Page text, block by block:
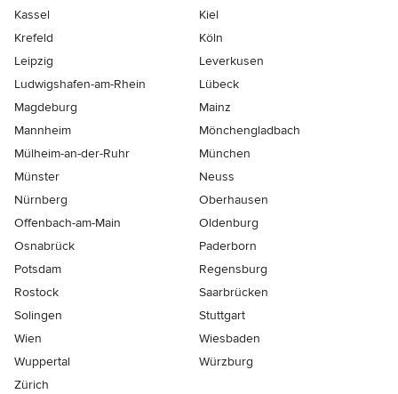
Kassel
Kiel
Krefeld
Köln
Leipzig
Leverkusen
Ludwigshafen-am-Rhein
Lübeck
Magdeburg
Mainz
Mannheim
Mönchen­gladbach
Mülheim-an-der-Ruhr
München
Münster
Neuss
Nürnberg
Oberhausen
Offenbach-am-Main
Oldenburg
Osnabrück
Paderborn
Potsdam
Regensburg
Rostock
Saarbrücken
Solingen
Stuttgart
Wien
Wiesbaden
Wuppertal
Würzburg
Zürich